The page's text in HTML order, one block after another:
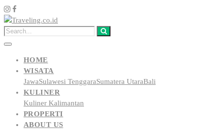
HOME
WISATA
JawaSulawesi TenggaraSumatera UtaraBali
KULINER
Kuliner Kalimantan
PROPERTI
ABOUT US